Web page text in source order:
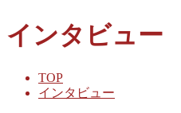
インタビュー
TOP
インタビュー